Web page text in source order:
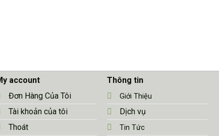
account
Đơn Hàng Của Tôi
Tài khoản của tôi
Thoát
Thông tin
Giới Thiệu
Dịch vụ
Tin Tức